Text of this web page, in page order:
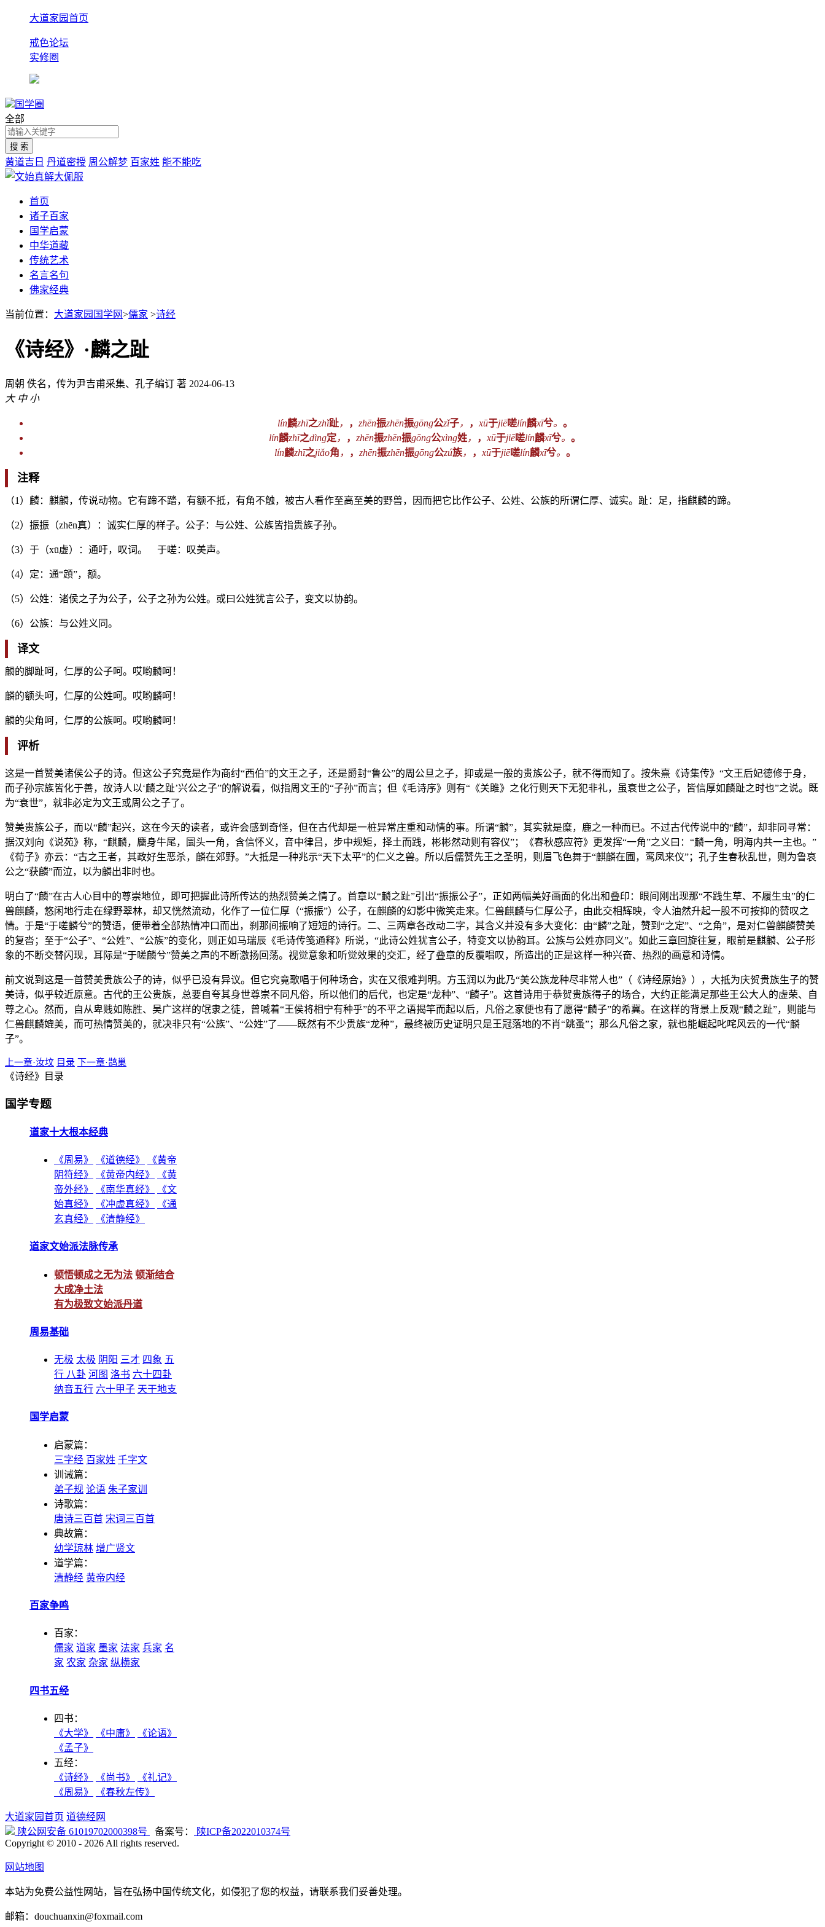
大道家园首页
戒色论坛
实修圈
国学圈
全部
黄道吉日 丹道密授 周公解梦 百家姓 能不能吃
首页
诸子百家
国学启蒙
中华道藏
传统艺术
名言名句
佛家经典
当前位置： 大道家园国学网>儒家 >诗经
《诗经》·麟之趾
周朝 佚名，传为尹吉甫采集、孔子编订 著 2024-06-13
大 中 小
lín麟zhī之zhǐ趾， ， zhēn振zhēn振gōng公zǐ子， ， xū于jiē嗟lín麟xī兮。 。
lín麟zhī之dìng定， ， zhēn振zhēn振gōng公xìng姓， ， xū于jiē嗟lín麟xī兮。 。
lín麟zhī之jiǎo角 ， ， zhēn振zhēn振gōng公zú族， ， xū于jiē嗟lín麟xī兮。 。
注释
（1）麟：麒麟，传说动物。它有蹄不踏，有额不抵，有角不触，被古人看作至高至美的野兽，因而把它比作公子、公姓、公族的所谓仁厚、诚实。趾：足，指麒麟的蹄。
（2）振振（zhēn真）：诚实仁厚的样子。公子：与公姓、公族皆指贵族子孙。
（3）于（xū虚）：通吁，叹词。 于嗟：叹美声。
（4）定：通“顁”，额。
（5）公姓：诸侯之子为公子，公子之孙为公姓。或曰公姓犹言公子，变文以协韵。
（6）公族：与公姓义同。
译文
麟的脚趾呵，仁厚的公子呵。哎哟麟呵！
麟的额头呵，仁厚的公姓呵。哎哟麟呵！
麟的尖角呵，仁厚的公族呵。哎哟麟呵！
评析
这是一首赞美诸侯公子的诗。但这公子究竟是作为商纣“西伯”的文王之子，还是爵封“鲁公”的周公旦之子，抑或是一般的贵族公子，就不得而知了。按朱熹《诗集传》“文王后妃德修于身，
而子孙宗族皆化于善，故诗人以‘麟之趾’兴公之子”的解说看，似指周文王的“子孙”而言；但《毛诗序》则有“《关雎》之化行则天下无犯非礼，虽衰世之公子，皆信厚如麟趾之时也”之说。既
为“衰世”，就非必定为文王或周公之子了。
赞美贵族公子，而以“麟”起兴，这在今天的读者，或许会感到奇怪，但在古代却是一桩异常庄重和动情的事。所谓“麟”，其实就是糜，鹿之一种而已。不过古代传说中的“麟”，却非同寻常：
据汉刘向《说苑》称，“麒麟，麕身牛尾，圜头一角，含信怀义，音中律吕，步中规矩，择土而践，彬彬然动则有容仪”；《春秋感应符》更发挥“一角”之义曰：“麟一角，明海内共一主也。”
《荀子》亦云：“古之王者，其政好生恶杀，麟在郊野。”大抵是一种兆示“天下太平”的仁义之兽。所以后儒赞先王之圣明，则眉飞色舞于“麒麟在圃，鸾凤来仪”；孔子生春秋乱世，则为鲁哀
公之“获麟”而泣，以为麟出非时也。
明白了“麟”在古人心目中的尊崇地位，即可把握此诗所传达的热烈赞美之情了。首章以“麟之趾”引出“振振公子”，正如两幅美好画面的化出和叠印：眼间刚出现那“不践生草、不履生虫”的仁
兽麒麟，悠闲地行走在绿野翠林，却又恍然流动，化作了一位仁厚（“振振”）公子，在麒麟的幻影中微笑走来。仁兽麒麟与仁厚公子，由此交相辉映，令人油然升起一股不可按抑的赞叹之
情。于是“于嗟麟兮”的赞语，便带着全部热情冲口而出，刹那间振响了短短的诗行。二、三两章各改动二字，其含义并没有多大变化：由“麟”之趾，赞到“之定”、“之角”，是对仁兽麒麟赞美
的复沓；至于“公子”、“公姓”、“公族”的变化，则正如马瑞辰《毛诗传笺通释》所说，“此诗公姓犹言公子，特变文以协韵耳。公族与公姓亦同义”。如此三章回旋往复，眼前是麒麟、公子形
象的不断交替闪现，耳际是“于嗟麟兮”赞美之声的不断激扬回荡。视觉意象和听觉效果的交汇，经了叠章的反覆唱叹，所造出的正是这样一种兴奋、热烈的画意和诗情。
前文说到这是一首赞美贵族公子的诗，似乎已没有异议。但它究竟歌唱于何种场合，实在又很难判明。方玉润以为此乃“美公族龙种尽非常人也”（《诗经原始》），大抵为庆贺贵族生子的赞
美诗，似乎较近原意。古代的王公贵族，总要自夸其身世尊崇不同凡俗，所以他们的后代，也定是“龙种”、“麟子”。这首诗用于恭贺贵族得子的场合，大约正能满足那些王公大人的虚荣、自
尊之心。然而，自从卑贱如陈胜、吴广这样的氓隶之徒，曾喊着“王侯将相宁有种乎”的不平之语揭竿而起以后，凡俗之家便也有了愿得“麟子”的希冀。在这样的背景上反观“麟之趾”，则能与
仁兽麒麟媲美，而可热情赞美的，就决非只有“公族”、“公姓”了——既然有不少贵族“龙种”，最终被历史证明只是王冠落地的不肖“跳蚤”；那么凡俗之家，就也能崛起叱咤风云的一代“麟
子”。
上一章·汝坟 目录 下一章·鹊巢
《诗经》目录
国学专题
道家十大根本经典
《周易》 《道德经》
《黄帝
阴符经》
《黄帝内经》
《黄
帝外经》
《南华真经》
《文
始真经》
《冲虚真经》
《通
玄真经》
《清静经》
道家文始派法脉传承
顿悟顿成之无为法 顿渐结合
大成净土法
有为极致文始派丹道
周易基础
无极 太极 阴阳 三才 四象 五
行 八卦 河图 洛书 六十四卦
纳音五行 六十甲子 天干地支
国学启蒙
启蒙篇：
三字经 百家姓 千字文
训诫篇：
弟子规 论语 朱子家训
诗歌篇：
唐诗三百首 宋词三百首
典故篇：
幼学琼林 增广贤文
道学篇：
清静经 黄帝内经
百家争鸣
百家：
儒家 道家 墨家 法家 兵家 名
家 农家 杂家 纵横家
四书五经
四书：
《大学》
《中庸》
《论语》
《孟子》
五经：
《诗经》
《尚书》
《礼记》
《周易》
《春秋左传》
大道家园首页 道德经网
陕公网安备 61019702000398号
备案号：
陕ICP备2022010374号
Copyright © 2010 - 2026 All rights reserved.
网站地图
本站为免费公益性网站，旨在弘扬中国传统文化，如侵犯了您的权益，请联系我们妥善处理。
邮箱：douchuanxin@foxmail.com